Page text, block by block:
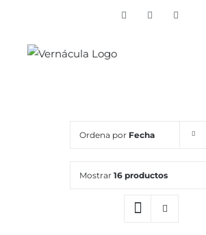
content
Vimeo Facebook
Ordena por Fecha
Mostrar 16 productos